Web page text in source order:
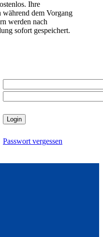
Ihre
während dem Vorgang
werden nach
sofort gespeichert.
Passwort vergessen